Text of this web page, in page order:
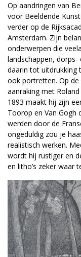
Op aandringen van
voor Beeldende
verder op de
Amsterdam. Zijn
onderwerpen die
landschappen,
daarin tot uitdrukking
ook portretten. Op
aanraking met
1893 maakt hij zijn
Toorop en Van Gogh
werden door de
ongeduldig zou je
realistisch werken.
wordt hij rustiger en
en litho’s zeker waar